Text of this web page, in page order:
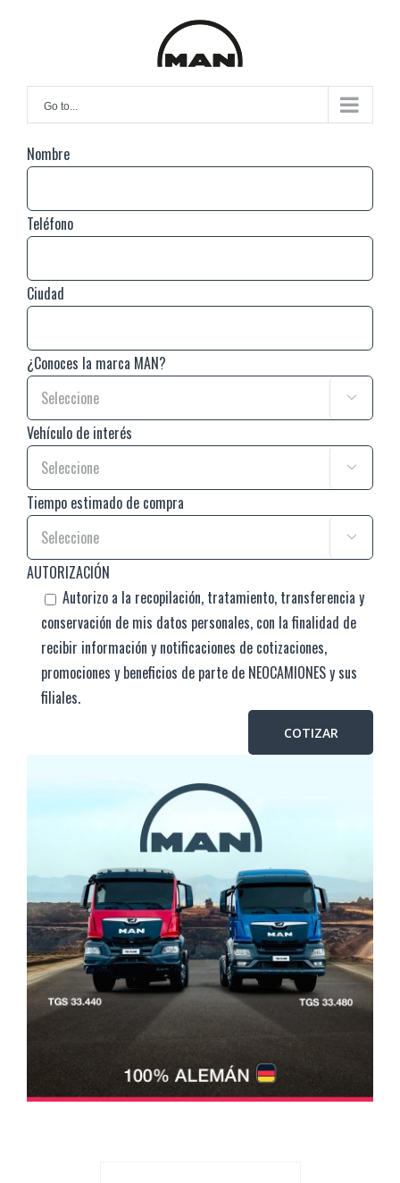
Go to...
Nombre
Teléfono
Ciudad
¿Conoces la marca MAN?

Vehículo de interés

Tiempo estimado de compra

AUTORIZACIÓN
Autorizo a la recopilación, tratamiento, transferencia y
conservación de mis datos personales, con la finalidad de
recibir información y notificaciones de cotizaciones,
promociones y beneficios de parte de NEOCAMIONES y sus
filiales.